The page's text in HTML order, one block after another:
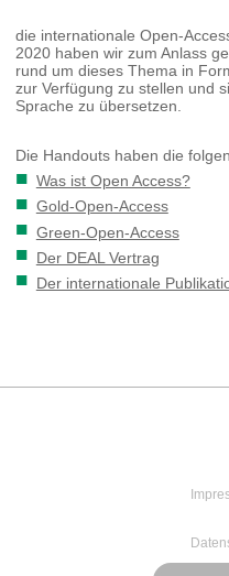
die internationale Open-
2020 haben wir zum Anlass
rund um dieses Thema in
zur Verfügung zu stellen und
Sprache zu übersetzen.
Die Handouts haben die
Was ist Open Access?
Gold-Open-Access
Green-Open-Access
Der DEAL Vertrag
Der internationale